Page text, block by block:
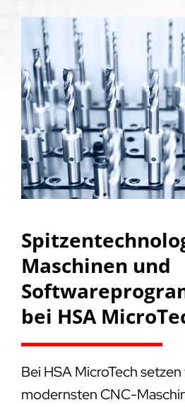
Maschinen und
bei HSA
Bei HSA MicroTech
modernsten CNC-